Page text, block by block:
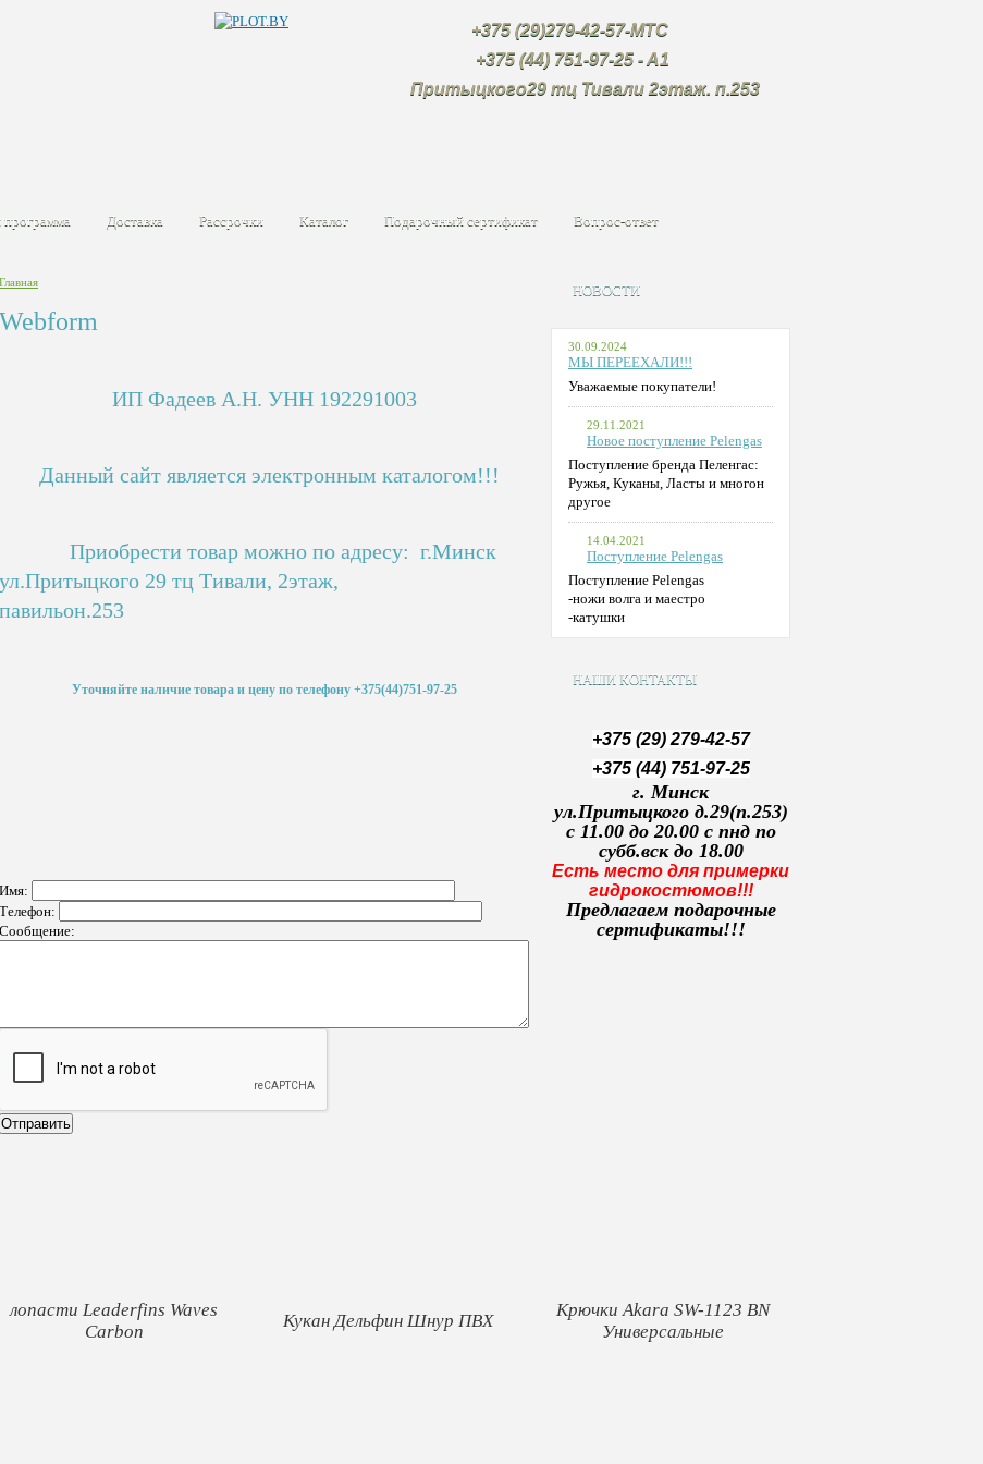
+375 (29)279-42-57-МТС
+375 (44) 751-97-25 - A1
Притыцкого29 тц Тивали 2этаж. п.253
программа Доставка Рассрочки Каталог Подарочный сертификат Вопрос-ответ
Главная
Webform
ИП Фадеев А.Н. УНН 192291003
Данный сайт является электронным каталогом!!!
Приобрести товар можно по адресу: г.Минск
ул.Притыцкого 29 тц Тивали, 2этаж,
павильон.253
Уточняйте наличие товара и цену по телефону +375(44)751-97-25
Имя:
Телефон:
Сообщение:
НОВОСТИ
30.09.2024
МЫ ПЕРЕЕХАЛИ!!!
Уважаемые покупатели!
29.11.2021
Новое поступление Pelengas
Поступление бренда Пеленгас:
Ружья, Куканы, Ласты и многон
другое
14.04.2021
Поступление Pelengas
Поступление Pelengas
-ножи волга и маестро
-катушки
НАШИ КОНТАКТЫ
+375 (29) 279-42-57
+375 (44) 751-97-25
г. Минск
ул.Притыцкого д.29(п.253)
с 11.00 до 20.00 с пнд по
субб.вск до 18.00
Есть место для примерки
гидрокостюмов!!!
Предлагаем подарочные
сертификаты!!!
лопасти Leaderfins Waves
Carbon
Кукан Дельфин Шнур ПВХ
Крючки Akara SW-1123 BN
Универсальные